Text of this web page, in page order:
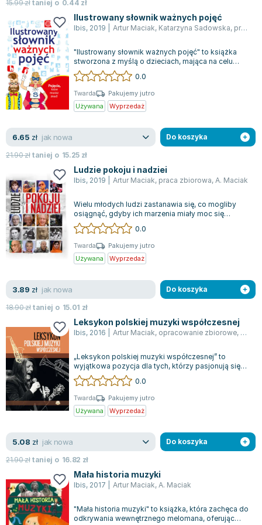
Książki o naukach politycznych dla studentów
Książki do nauk przyrodniczych dla studentów
Książki do nauk społecznych dla studentów
Książki do nauk ścisłych dla studentów
Prawo - książki dla studentów
Technologia żywności - książki
Zarządzanie i marketing - książki
Podręczniki dla nauczycieli - metodyka
Repetytoria, testy i materiały pomocnicze
Bolesław Prus
Clive Cussler
Wanda Chotomska
Józef Ignacy Kraszewski
Clive Staples Lewis
Martyna Wojciechowska
Melissa De la Cruz
Jaś Kapela
Agatha Christie
Witold Gadowski
Jan Pietrzak
Marcin Kowalczyk
Piotr Zychowicz
Joanna Jabłczyńska
Piotr Kościelny
Agata Passent
Michel Moran
Maciej Orłoś
Jo Nesbo
Katarzyna Miller
Antoine de Saint Exupery
Lew Tołstoj
Mark Twain
Marcin Meller
ks. Piotr Pawlukiewicz
Jarosław Sokołowski
Piotr Latocha
Michael Scott
Piotr Semka
Jarosław Iwaszkiewicz
15.99złtaniej o 0.44 zł
Ilustrowany słownik ważnych pojęć
Ibis, 2019 Artur Maciak, Katarzyna Sadowska, praca zbiorowa
"Ilustrowany słownik ważnych pojęć" to książka
stworzona z myślą o dzieciach, mająca na celu
przybliżenie im skomplikowanych termi...
0.0
Twarda
Pakujemy jutro
Używana
Wyprzedaż
6.65 zł jak nowa
21.90złtaniej o 15.25 zł
Do koszyka
Ludzie pokoju i nadziei
Ibis, 2019 Artur Maciak, praca zbiorowa, A. Maciak
Wielu młodych ludzi zastanawia się, co mogliby
osiągnąć, gdyby ich marzenia miały moc się
spełnić. Często wyrażają pragnienie stwo...
0.0
Twarda
Pakujemy jutro
Używana
Wyprzedaż
3.89 zł jak nowa
18.90złtaniej o 15.01 zł
Do koszyka
Leksykon polskiej muzyki współczesnej
Ibis, 2016 Artur Maciak, opracowanie zbiorowe, A.
„Leksykon polskiej muzyki współczesnej” to
wyjątkowa pozycja dla tych, którzy pasjonują się
muzyką. Trudno byłoby zawrzeć w jednym...
0.0
Twarda
Pakujemy jutro
Używana
Wyprzedaż
5.08 zł jak nowa
21.90złtaniej o 16.82 zł
Do koszyka
Mała historia muzyki
Ibis, 2017 Artur Maciak, A. Maciak
"Mała historia muzyki" to książka, która zachęca do
odkrywania wewnętrznego melomana, oferując